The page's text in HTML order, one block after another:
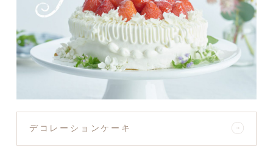
デコレーションケーキ